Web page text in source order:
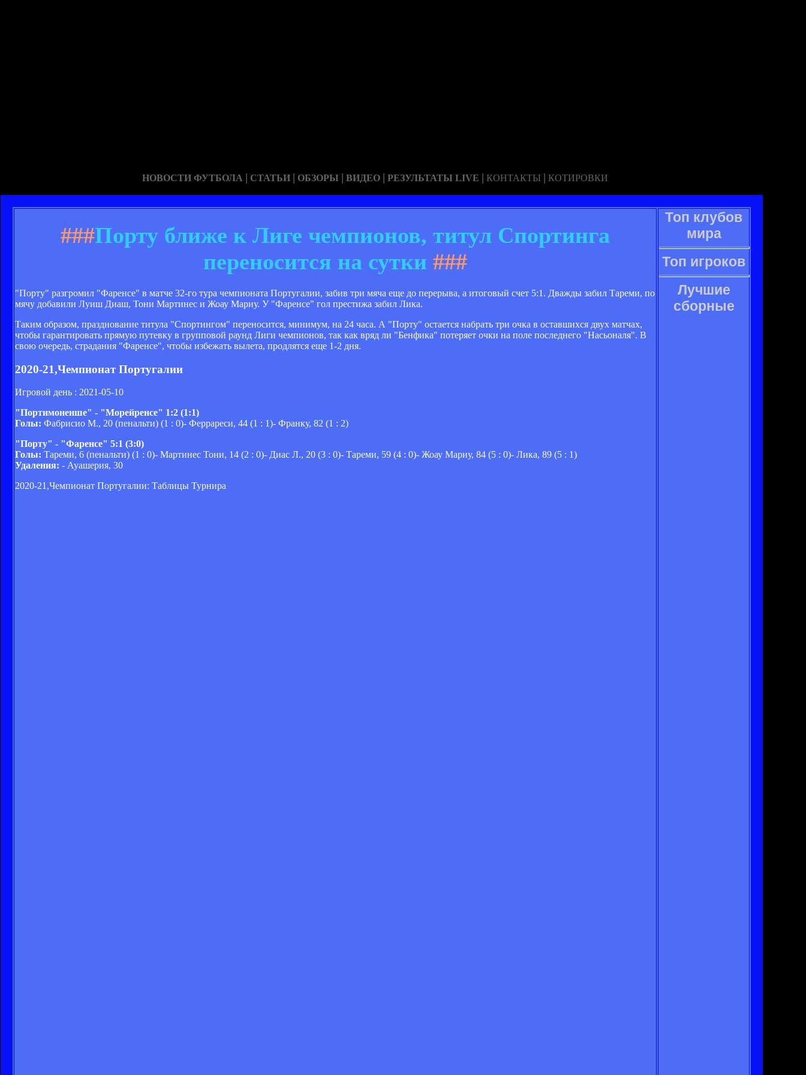
НОВОСТИ ФУТБОЛА | СТАТЬИ | ОБЗОРЫ | ВИДЕО | РЕЗУЛЬТАТЫ LIVE | КОНТАКТЫ | КОТИРОВКИ
###Порту ближе к Лиге чемпионов, титул Спортинга
переносится на сутки ###
"Порту" разгромил "Фаренсе" в матче 32-го тура чемпионата Португалии, забив три мяча еще до перерыва, а итоговый счет 5:1. Дважды забил Тареми, по
мячу добавили Луиш Диаш, Тони Мартинес и Жоау Мариу. У "Фаренсе" гол престижа забил Лика.
Таким образом, празднование титула "Спортингом" переносится, минимум, на 24 часа. А "Порту" остается набрать три очка в оставшихся двух матчах,
чтобы гарантировать прямую путевку в групповой раунд Лиги чемпионов, так как вряд ли "Бенфика" потеряет очки на поле последнего "Насьоналя". В
свою очередь, страдания "Фаренсе", чтобы избежать вылета, продлятся еще 1-2 дня.
2020-21,Чемпионат Португалии
Игровой день : 2021-05-10
"Портимоненше" - "Морейренсе" 1:2 (1:1)
Голы: Фабрисио М., 20 (пенальти) (1 : 0)- Феррареси, 44 (1 : 1)- Франку, 82 (1 : 2)
"Порту" - "Фаренсе" 5:1 (3:0)
Голы: Тареми, 6 (пенальти) (1 : 0)- Мартинес Тони, 14 (2 : 0)- Диас Л., 20 (3 : 0)- Тареми, 59 (4 : 0)- Жоау Мариу, 84 (5 : 0)- Лика, 89 (5 : 1)
Удаления: - Ауашерия, 30
2020-21,Чемпионат Португалии: Таблицы Турнира
Топ клубов
мира
Топ игроков
Лучшие
сборные